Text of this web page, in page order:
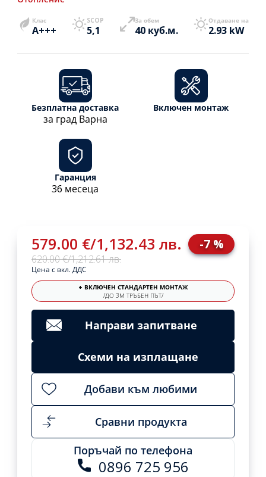
579.00 €/1,132.43 лв.
620.00 €/1,212.61 лв.
-7 %
Цена с вкл. ДДС
+ ВКЛЮЧЕН СТАНДАРТЕН МОНТАЖ
/ДО 3М ТРЪБЕН ПЪТ/
Направи запитване
Схеми на изплащане
Добави към любими
Сравни продукта
Поръчай по телефона
0896 725 956
Клас
A+++
SCOP
5,1
За обем
40 куб.м.
Отдаване на
2.93 kW
Безплатна доставка
за град Варна
Включен монтаж
Гаранция
36 месеца